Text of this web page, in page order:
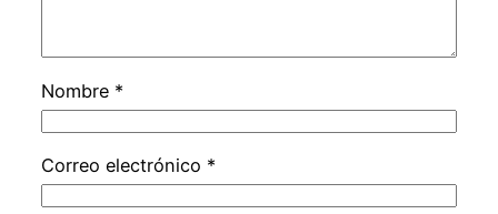
Nombre *
Correo electrónico *